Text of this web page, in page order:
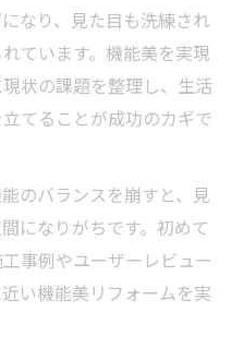
なり、見た目も洗練され
ています。機能美を実現
状の課題を整理し、生活
てることが成功のカギで
のバランスを崩すと、見
になりがちです。初めて
事例やユーザーレビュー
い機能美リフォームを実